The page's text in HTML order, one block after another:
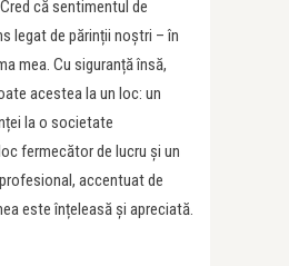
că sentimentul de
legat de părinții noștri – în
mea. Cu siguranță însă,
acestea la un loc: un
la o societate
fermecător de lucru și un
accentuat de
este înțeleasă și apreciată.